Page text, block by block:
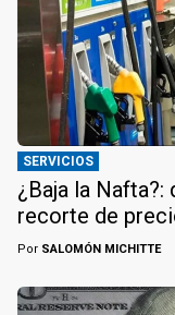
SERVICIOS
¿Baja la Nafta?:
recorte de
Por SALOMÓN MICHITTE